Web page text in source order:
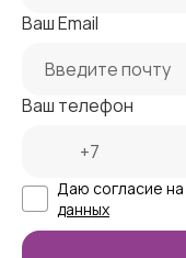
Ваш Email
Ваш телефон
Даю согласие на
данных